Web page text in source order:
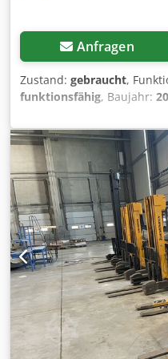
Anfragen
Zustand: gebraucht,
funktionsfähig, Baujahr:
,
mm, Lastschwerpunkt:
Masttyp:Triplex , Bauhöhe:
775 Ah
, Batteriespannung:
Vorderreifentyp:
Ausstattung:Beleuchtung,
Arbeitsscheinwerfer vorn,
V+H, Lordosenstütze im